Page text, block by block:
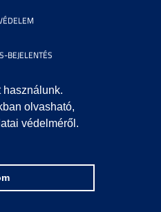
olvasható,
védelméről.
BEJELENTÉS
ADATOK